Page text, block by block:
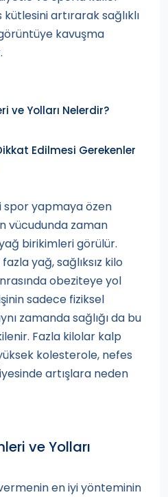
artırarak sağlıklı
kavuşma
ve Yolları Nelerdir?
Edilmesi Gerekenler
spor yapmaya özen
vücudunda zaman
birikimleri görülür.
yağ, sağlıksız kilo
obeziteye yol
sadece fiziksel
zamanda sağlığı da bu
Fazla kilolar kalp
kolesterole, nefes
artışlara neden
ve Yolları
en iyi yönteminin